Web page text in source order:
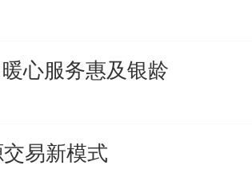
心服务惠及银龄
易新模式